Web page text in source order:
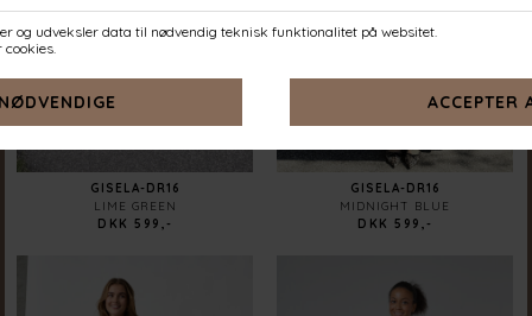
GISELA-DR16
LIME GREEN
DKK 599,-
GISELA-DR16
MIDNIGHT BLUE
DKK 599,-